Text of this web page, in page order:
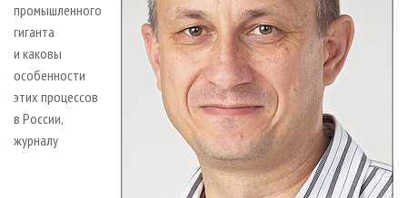
промышленного
гиганта
и каковы
особенности
этих процессов
в России,
журналу